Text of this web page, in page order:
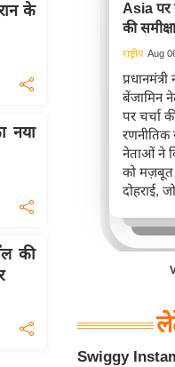
के
नया
की
Asia पर
की
राष्ट्रीय Aug
बेंजामिन
पर चर्चा
रणनीतिक
नेताओं ने
को मज़बूत
दोहराई,
करता है।
Swiggy